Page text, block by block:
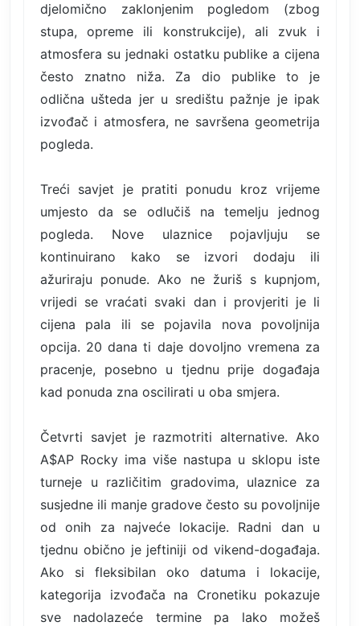
djelomično zaklonjenim pogledom (zbog
stupa, opreme ili konstrukcije), ali zvuk i
atmosfera su jednaki ostatku publike a cijena
često znatno niža. Za dio publike to je
odlična ušteda jer u središtu pažnje je ipak
izvođač i atmosfera, ne savršena geometrija
pogleda.
Treći savjet je pratiti ponudu kroz vrijeme
umjesto da se odlučiš na temelju jednog
pogleda. Nove ulaznice pojavljuju se
kontinuirano kako se izvori dodaju ili
ažuriraju ponude. Ako ne žuriš s kupnjom,
vrijedi se vraćati svaki dan i provjeriti je li
cijena pala ili se pojavila nova povoljnija
opcija. 20 dana ti daje dovoljno vremena za
pracenje, posebno u tjednu prije događaja
kad ponuda zna oscilirati u oba smjera.
Četvrti savjet je razmotriti alternative. Ako
A$AP Rocky ima više nastupa u sklopu iste
turneje u različitim gradovima, ulaznice za
susjedne ili manje gradove često su povoljnije
od onih za najveće lokacije. Radni dan u
tjednu obično je jeftiniji od vikend-događaja.
Ako si fleksibilan oko datuma i lokacije,
kategorija izvođača na Cronetiku pokazuje
sve nadolazeće termine pa lako možeš